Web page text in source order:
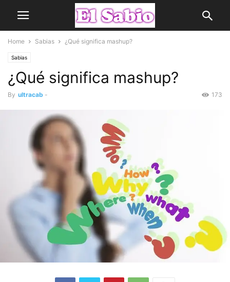
Home Sabias ¿Qué significa mashup?
Sabias
¿Qué significa mashup?
By ultracab - 173